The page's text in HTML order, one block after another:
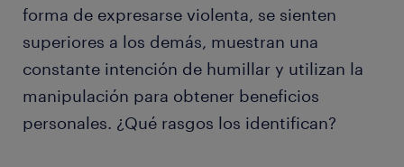
forma de expresarse violenta, se sienten
superiores a los demás, muestran una
constante intención de humillar y utilizan la
manipulación para obtener beneficios
personales. ¿Qué rasgos los identifican?